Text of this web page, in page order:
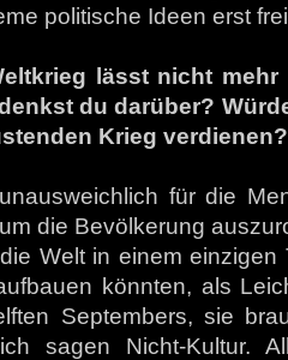
politische Ideen erst
lässt nicht
du darüber?
Krieg verdienen?
für die
die Bevölkerung
Welt in einem
könnten, als
Septembers, sie
sagen Nicht-Kultur.